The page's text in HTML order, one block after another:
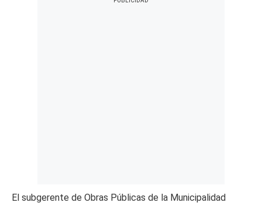
El subgerente de Obras Públicas de la Municipalidad